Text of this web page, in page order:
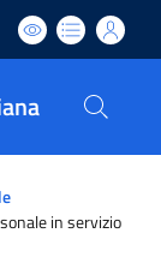
in servizio